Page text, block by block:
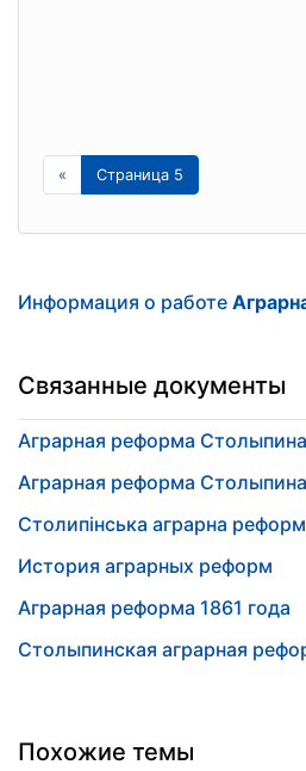
« Страница 5
Информация о работе
Связанные документы
Аграрная реформа Столыпина
Аграрная реформа Столыпина
Столипінська аграрна
История аграрных реформ
Аграрная реформа 1861 года
Столыпинская аграрная
Похожие темы